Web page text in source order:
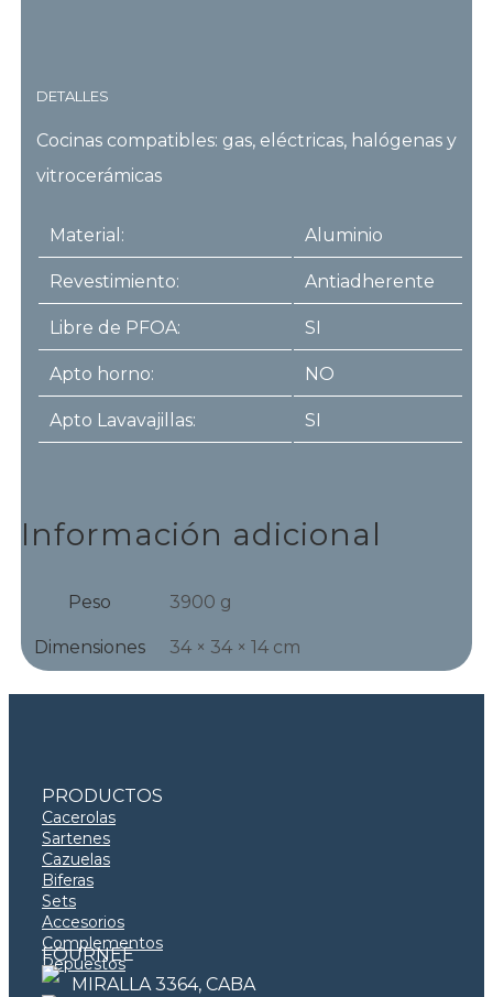
DETALLES
Cocinas compatibles: gas, eléctricas, halógenas y
vitrocerámicas
Material: Aluminio
Revestimiento: Antiadherente
Libre de PFOA: SI
Apto horno: NO
Apto Lavavajillas: SI
Información adicional
Peso 3900 g
Dimensiones 34 × 34 × 14 cm
PRODUCTOS
Cacerolas
Sartenes
Cazuelas
Biferas
Sets
Accesorios
Complementos
Repuestos
FOURNEE
MIRALLA 3364, CABA